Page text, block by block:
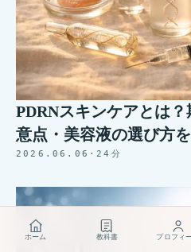
PDRNスキンケアとは
意点・美容液の選び方
2026.06.06 ·24分
ホーム 教科書 プロフィ